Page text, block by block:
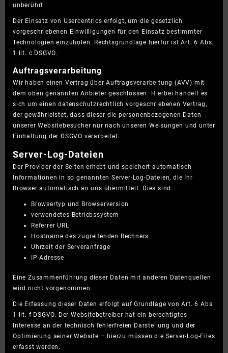
unberührt.
Der Einsatz von Usercentrics erfolgt, um die gesetzlich
vorgeschriebenen Einwilligungen für den Einsatz bestimmter
Technologien einzuholen. Rechtsgrundlage hierfür ist Art. 6 Abs.
1 lit. c DSGVO.
Auftragsverarbeitung
Wir haben einen Vertrag über Auftragsverarbeitung (AVV) mit
dem oben genannten Anbieter geschlossen. Hierbei handelt es
sich um einen datenschutzrechtlich vorgeschriebenen Vertrag,
der gewährleistet, dass dieser die personenbezogenen Daten
unserer Websitebesucher nur nach unseren Weisungen und unter
Einhaltung der DSGVO verarbeitet.
Server-Log-Dateien
Der Provider der Seiten erhebt und speichert automatisch
Informationen in so genannten Server-Log-Dateien, die Ihr
Browser automatisch an uns übermittelt. Dies sind:
Browsertyp und Browserversion
verwendetes Betriebssystem
Referrer URL
Hostname des zugreifenden Rechners
Uhrzeit der Serveranfrage
IP-Adresse
Eine Zusammenführung dieser Daten mit anderen Datenquellen
wird nicht vorgenommen.
Die Erfassung dieser Daten erfolgt auf Grundlage von Art. 6 Abs.
1 lit. f DSGVO. Der Websitebetreiber hat ein berechtigtes
Interesse an der technisch fehlerfreien Darstellung und der
Optimierung seiner Website – hierzu müssen die Server-Log-Files
erfasst werden.